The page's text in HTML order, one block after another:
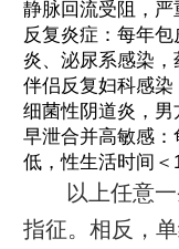
静脉回流受阻，严
反复炎症：每年
炎、泌尿系感染，
伴侣反复妇科感染
细菌性阴道炎，男
早泄合并高敏感
低，性生活时间＜
以上任意
指征。相反，